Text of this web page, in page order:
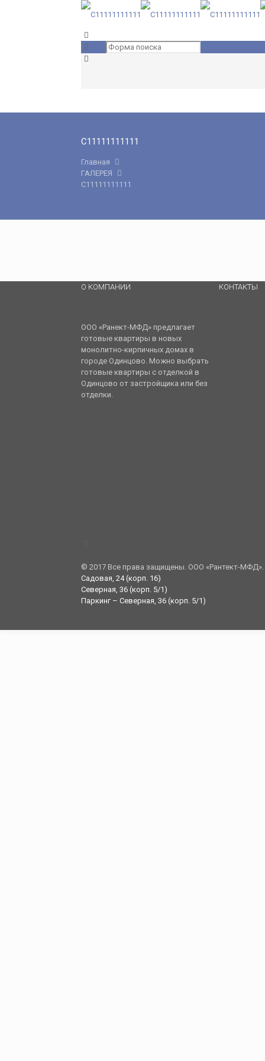
С11111111111
Главная
ГАЛЕРЕЯ
С11111111111
О КОМПАНИИ
ООО «Ранект-МФД» предлагает
готовые квартиры в новых
монолитно-кирпичных домах в
городе Одинцово. Можно выбрать
готовые квартиры с отделкой в
Одинцово от застройщика или без
отделки.
КОНТАКТЫ
© 2017 Все права защищены. ООО «Рантект-МФД».
Садовая, 24 (корп. 16)
Северная, 36 (корп. 5/1)
Паркинг – Северная, 36 (корп. 5/1)